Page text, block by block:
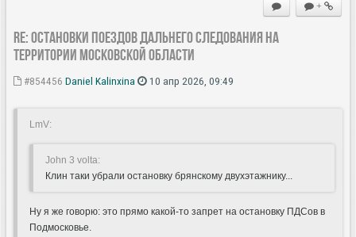
+
Re: Остановки поездов дальнего следования на
территории Московской области
#854456 Daniel Kalinxina 10 апр 2026, 09:49
LmV:
John 3 volta:
Клин таки убрали остановку брянскому двухэтажнику...
Ну я же говорю: это прямо какой-то запрет на остановку ПДСов в
Подмосковье.